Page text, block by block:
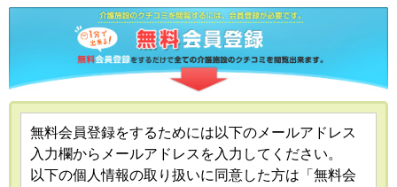
無料会員登録をするためには以下のメールアドレス
入力欄からメールアドレスを入力してください。
以下の個人情報の取り扱いに同意した方は「無料会